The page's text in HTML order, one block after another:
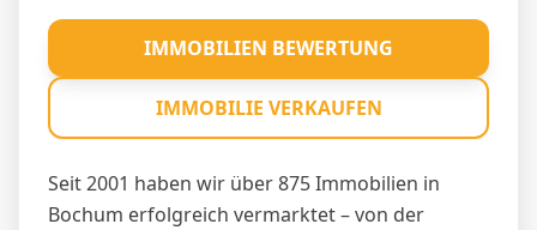
Seit 2001 haben wir über 875 Immobilien in
Bochum erfolgreich vermarktet – von der
IMMOBILIEN BEWERTUNG
IMMOBILIE VERKAUFEN